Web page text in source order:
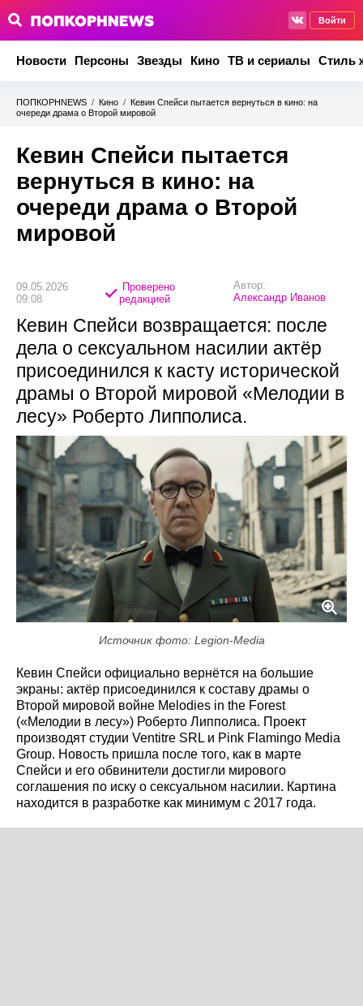
Войти
Новости Персоны Звезды Кино ТВ и сериалы Стиль
ПОПКОРНNEWS / Кино / Кевин Спейси пытается вернуться в кино: на
очереди драма о Второй мировой
Кевин Спейси пытается
вернуться в кино: на
очереди драма о Второй
мировой
09.05.2026
09:08
Проверено
редакцией
Автор:
Александр Иванов
Кевин Спейси возвращается: после
дела о сексуальном насилии актёр
присоединился к касту исторической
драмы о Второй мировой «Мелодии в
лесу» Роберто Липполиса.
Источник фото: Legion-Media
Кевин Спейси официально вернётся на большие
экраны: актёр присоединился к составу драмы о
Второй мировой войне Melodies in the Forest
(«Мелодии в лесу») Роберто Липполиса. Проект
производят студии Ventitre SRL и Pink Flamingo Media
Group. Новость пришла после того, как в марте
Спейси и его обвинители достигли мирового
соглашения по иску о сексуальном насилии. Картина
находится в разработке как минимум с 2017 года.